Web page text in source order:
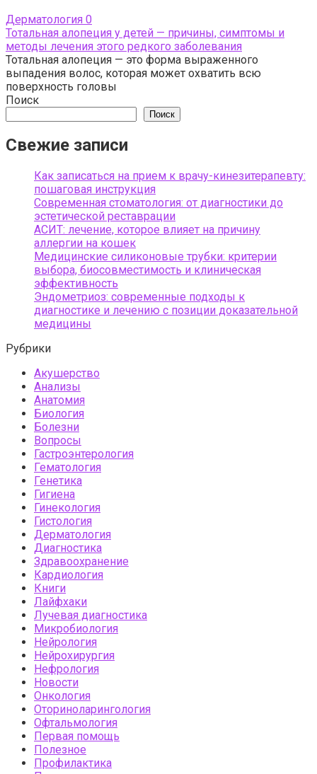
Дерматология 0
Тотальная алопеция у детей — причины, симптомы и
методы лечения этого редкого заболевания
Тотальная алопеция — это форма выраженного
выпадения волос, которая может охватить всю
поверхность головы
Поиск
Поиск
Свежие записи
Как записаться на прием к врачу-кинезитерапевту:
пошаговая инструкция
Современная стоматология: от диагностики до
эстетической реставрации
АСИТ: лечение, которое влияет на причину
аллергии на кошек
Медицинские силиконовые трубки: критерии
выбора, биосовместимость и клиническая
эффективность
Эндометриоз: современные подходы к
диагностике и лечению с позиции доказательной
медицины
Рубрики
Акушерство
Анализы
Анатомия
Биология
Болезни
Вопросы
Гастроэнтерология
Гематология
Генетика
Гигиена
Гинекология
Гистология
Дерматология
Диагностика
Здравоохранение
Кардиология
Книги
Лайфхаки
Лучевая диагностика
Микробиология
Нейрология
Нейрохирургия
Нефрология
Новости
Онкология
Оториноларингология
Офтальмология
Первая помощь
Полезное
Профилактика